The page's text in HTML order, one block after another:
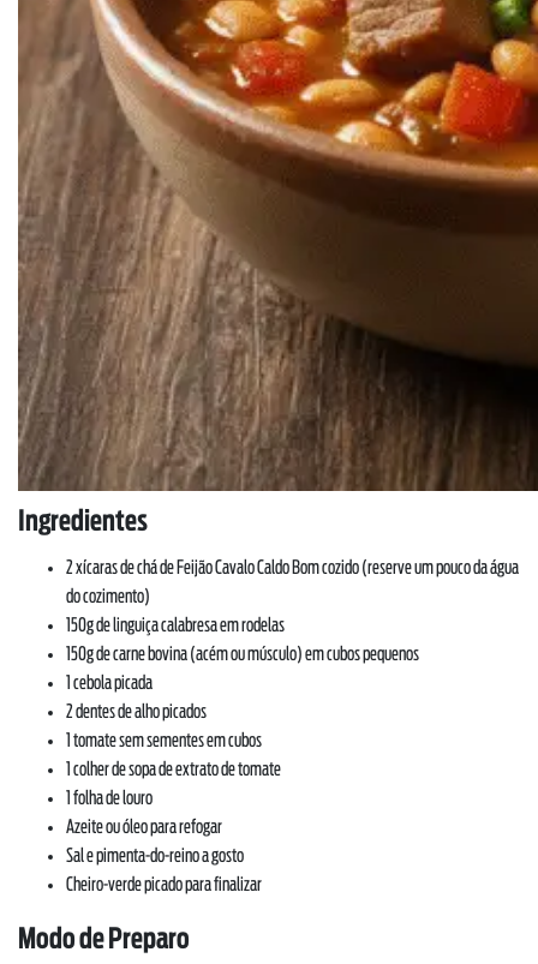
Ingredientes
2 xícaras de chá de Feijão Cavalo Caldo Bom cozido (reserve um pouco da água
do cozimento)
150g de linguiça calabresa em rodelas
150g de carne bovina (acém ou músculo) em cubos pequenos
1 cebola picada
2 dentes de alho picados
1 tomate sem sementes em cubos
1 colher de sopa de extrato de tomate
1 folha de louro
Azeite ou óleo para refogar
Sal e pimenta-do-reino a gosto
Cheiro-verde picado para finalizar
Modo de Preparo